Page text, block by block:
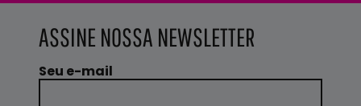
ASSINE NOSSA NEWSLETTER
Seu e-mail